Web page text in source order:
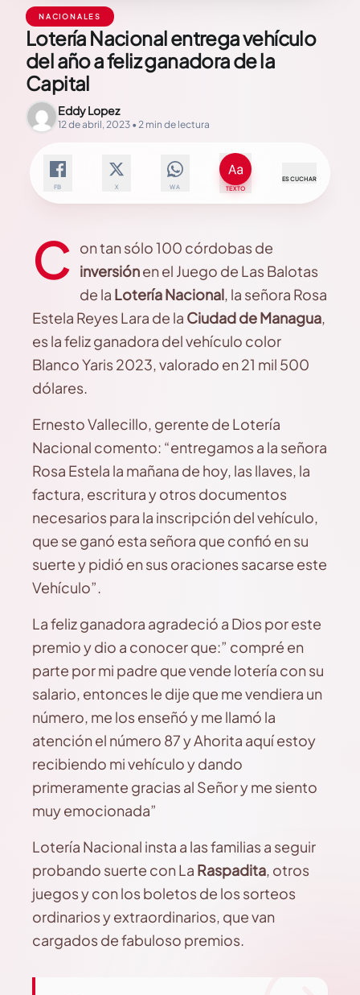
NACIONALES
Lotería Nacional entrega vehículo
del año a feliz ganadora de la
Capital
Eddy Lopez
12 de abril, 2023 • 2 min de lectura
FB X WA TEXTO
ESCUCHAR
C on tan sólo 100 córdobas de
inversiónen el Juego de Las Balotas
de la Lotería Nacional, la señora Rosa
Estela Reyes Lara de la Ciudad de Managua,
es la feliz ganadora del vehículo color
Blanco Yaris 2023, valorado en 21 mil 500
dólares.
Ernesto Vallecillo, gerente de Lotería
Nacional comento: “entregamos a la señora
Rosa Estela la mañana de hoy, las llaves, la
factura, escritura y otros documentos
necesarios para la inscripción del vehículo,
que se ganó esta señora que confió en su
suerte y pidió en sus oraciones sacarse este
Vehículo”.
La feliz ganadora agradeció a Dios por este
premio y dio a conocer que:” compré en
parte por mi padre que vende lotería con su
salario, entonces le dije que me vendiera un
número, me los enseñó y me llamó la
atención el número 87 y Ahorita aquí estoy
recibiendo mi vehículo y dando
primeramente gracias al Señor y me siento
muy emocionada”
Lotería Nacional insta a las familias a seguir
probando suerte con La Raspadita, otros
juegos y con los boletos de los sorteos
ordinarios y extraordinarios, que van
cargados de fabuloso premios.